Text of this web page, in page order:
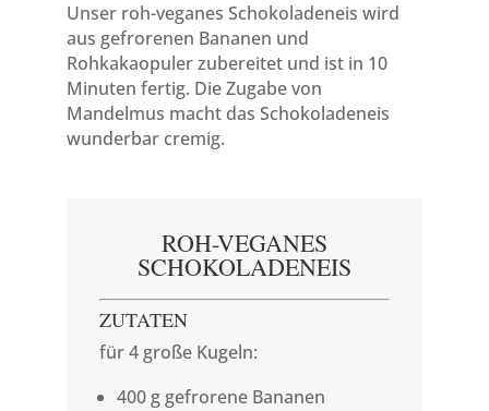
Unser roh-veganes Schokoladeneis wird
aus gefrorenen Bananen und
Rohkakaopuler zubereitet und ist in 10
Minuten fertig. Die Zugabe von
Mandelmus macht das Schokoladeneis
wunderbar cremig.
ROH-VEGANES
SCHOKOLADENEIS
ZUTATEN
für 4 große Kugeln:
400 g gefrorene Bananen